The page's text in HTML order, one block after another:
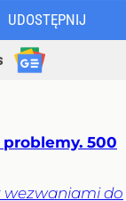
UDOSTĘPNIJ
500
wezwaniami do